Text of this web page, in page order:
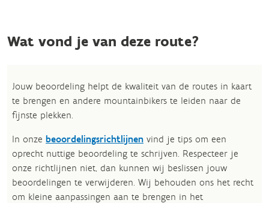
Wat vond je van deze route?
Jouw beoordeling helpt de kwaliteit van de routes in kaart
te brengen en andere mountainbikers te leiden naar de
fijnste plekken.
In onze beoordelingsrichtlijnen vind je tips om een
oprecht nuttige beoordeling te schrijven. Respecteer je
onze richtlijnen niet, dan kunnen wij beslissen jouw
beoordelingen te verwijderen. Wij behouden ons het recht
om kleine aanpassingen aan te brengen in het